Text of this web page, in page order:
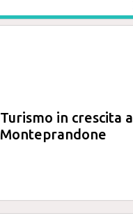
Turismo in crescita a
Monteprandone